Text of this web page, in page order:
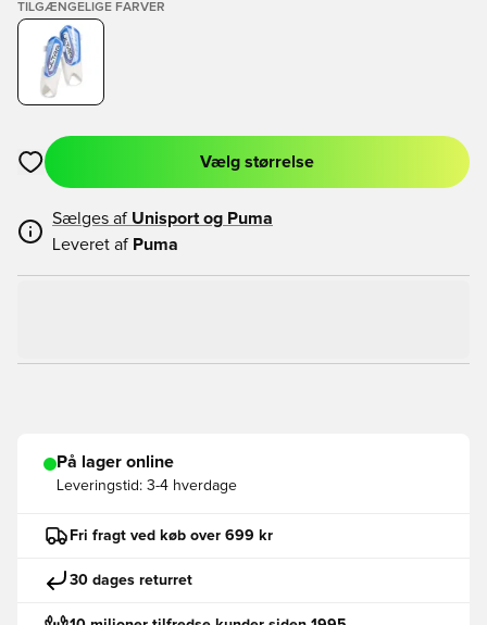
TILGÆNGELIGE FARVER
Åbner en Modal til at logge ind eller tilmelde dig som medlem
Vælg størrelse
Sælges af Unisport og Puma
Leveret af Puma
På lager online
Leveringstid: 3-4 hverdage
Fri fragt ved køb over 699 kr
30 dages returret